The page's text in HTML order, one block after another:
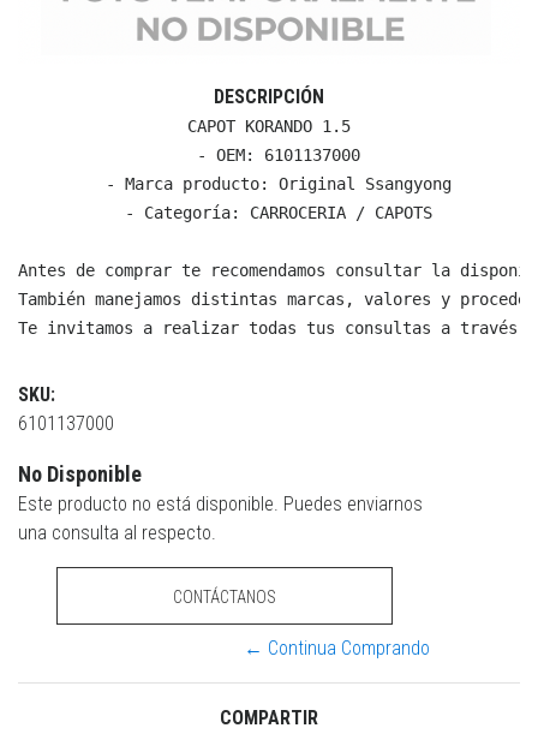
DESCRIPCIÓN
CAPOT KORANDO 1.5
  - OEM: 6101137000
  - Marca producto: Original Ssangyong
  - Categoría: CARROCERIA / CAPOTS
Antes de comprar te recomendamos consultar la
También manejamos distintas marcas, valores y
Te invitamos a realizar todas tus consultas a través
SKU:
6101137000
No Disponible
Este producto no está disponible. Puedes enviarnos
una consulta al respecto.
CONTÁCTANOS
← Continua Comprando
COMPARTIR